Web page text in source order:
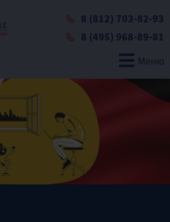
8 (812) 703-82-93
8 (495) 968-89-81
Меню